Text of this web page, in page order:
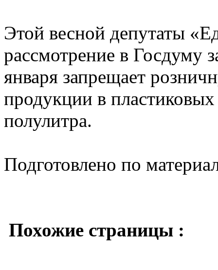
Этой весной депутаты
рассмотрение в Госдуму
января запрещает
продукции в
полулитра.
Подготовлено по
Похожие страницы :